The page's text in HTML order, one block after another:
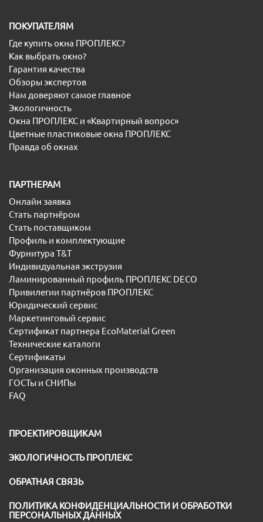
ПОКУПАТЕЛЯМ
Где купить окна ПРОПЛЕКС?
Как выбрать окно?
Гарантия качества
Обзоры экспертов
Нам доверяют самое главное
Экологичность
Окна ПРОПЛЕКС и «Квартирный вопрос»
Цветные пластиковые окна ПРОПЛЕКС
Правда об окнах
ПАРТНЕРАМ
Онлайн заявка
Стать партнёром
Стать поставщиком
Профиль и комплектующие
Фурнитура T&T
Индивидуальная экструзия
Ламинированный профиль ПРОПЛЕКС DECO
Привилегии партнёров ПРОПЛЕКС
Юридический сервис
Маркетинговый сервис
Сертификат партнера EcoMaterial Green
Технические каталоги
Сертификаты
Организация оконных производств
ГОСТы и СНИПы
FAQ
ПРОЕКТИРОВЩИКАМ
ЭКОЛОГИЧНОСТЬ ПРОПЛЕКС
ОБРАТНАЯ СВЯЗЬ
ПОЛИТИКА КОНФИДЕНЦИАЛЬНОСТИ И ОБРАБОТКИ
ПЕРСОНАЛЬНЫХ ДАННЫХ